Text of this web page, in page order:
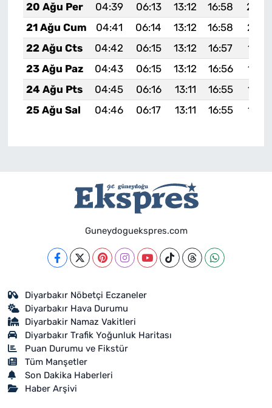
20 Ağu Per
04:39 06:13 13:12 16:58
21 Ağu Cum
04:41 06:14 13:12 16:58
22 Ağu Cts
04:42 06:15 13:12 16:57
23 Ağu Paz
04:43 06:15 13:12 16:56
24 Ağu Pts
04:45 06:16 13:11 16:55
25 Ağu Sal
04:46 06:17 13:11 16:55
Guneydoguekspres.com
Diyarbakır Nöbetçi Eczaneler
Diyarbakır Hava Durumu
Diyarbakir Namaz Vakitleri
Diyarbakır Trafik Yoğunluk Haritası
Puan Durumu ve Fikstür
Tüm Manşetler
Son Dakika Haberleri
Haber Arşivi